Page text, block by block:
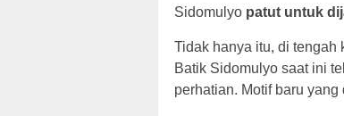
Sidomulyo patut untuk
Tidak hanya itu, di tengah
Batik Sidomulyo saat ini
perhatian. Motif baru